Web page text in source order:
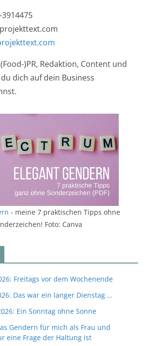
)PR, Redaktion, Content und
dich auf dein Business
- meine 7 praktischen Tipps ohne
Foto: Canva
Freitags vor dem Wochenende
Das war ein langer Dienstag …
Ein Sonntag ohne Sonne
Gendern für mich als Frau und
eine Frage der Haltung ist